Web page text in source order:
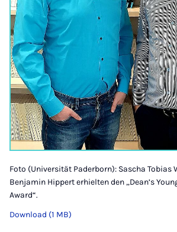
Foto (Universität Paderborn): Sascha Tobias
Benjamin Hippert erhielten den „Dean’s
Award“.
Download (1 MB)